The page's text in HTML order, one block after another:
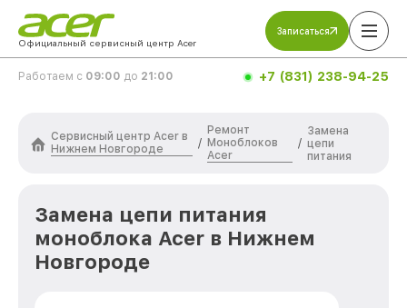
Официальный сервисный центр Acer
Записаться
Работаем с 09:00 до 21:00 +7 (831) 238-94-25
Сервисный центр Acer в
Нижнем Новгороде
/
Ремонт
Моноблоков
Acer
/
Замена
цепи
питания
Замена цепи питания
моноблока Acer в Нижнем
Новгороде